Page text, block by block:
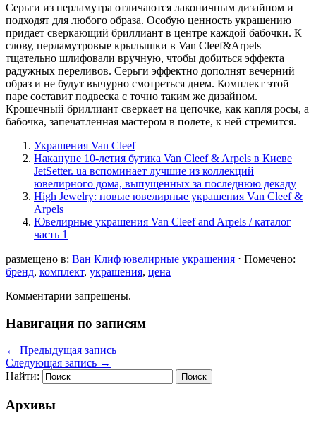
Серьги из перламутра отличаются лаконичным дизайном и
подходят для любого образа. Особую ценность украшению
придает сверкающий бриллиант в центре каждой бабочки. К
слову, перламутровые крылышки в Van Cleef&Arpels
тщательно шлифовали вручную, чтобы добиться эффекта
радужных переливов. Серьги эффектно дополнят вечерний
образ и не будут вычурно смотреться днем. Комплект этой
паре составит подвеска с точно таким же дизайном.
Крошечный бриллиант сверкает на цепочке, как капля росы, а
бабочка, запечатленная мастером в полете, к ней стремится.
Украшения Van Cleef
Накануне 10-летия бутика Van Cleef & Arpels в Киеве
JetSetter. ua вспоминает лучшие из коллекций
ювелирного дома, выпущенных за последнюю декаду
High Jewelry: новые ювелирные украшения Van Cleef &
Arpels
Ювелирные украшения Van Cleef and Arpels / каталог
часть 1
размещено в: Ван Клиф ювелирные украшения ⋅ Помечено:
бренд, комплект, украшения, цена
Комментарии запрещены.
Навигация по записям
← Предыдущая запись
Следующая запись →
Найти:
Архивы